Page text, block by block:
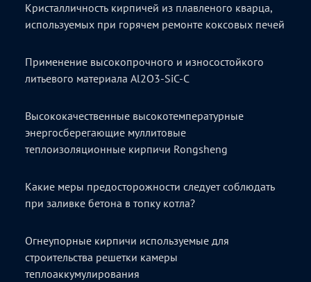
Кристалличность кирпичей из плавленого кварца,
используемых при горячем ремонте коксовых печей
Применение высокопрочного и износостойкого
литьевого материала Al2O3-SiC-C
Высококачественные высокотемпературные
энергосберегающие муллитовые
теплоизоляционные кирпичи Rongsheng
Какие меры предосторожности следует соблюдать
при заливке бетона в топку котла?
Огнеупорные кирпичи используемые для
строительства решетки камеры
теплоаккумулирования